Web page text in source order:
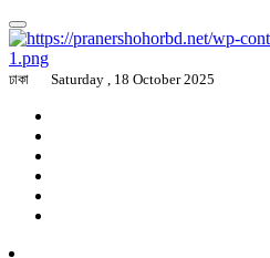
ঢাকা Saturday , 18 October 2025